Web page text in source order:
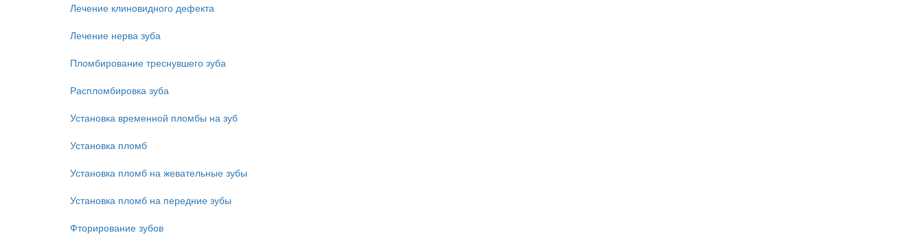
Лечение клиновидного дефекта
Лечение нерва зуба
Пломбирование треснувшего зуба
Распломбировка зуба
Установка временной пломбы на зуб
Установка пломб
Установка пломб на жевательные зубы
Установка пломб на передние зубы
Фторирование зубов